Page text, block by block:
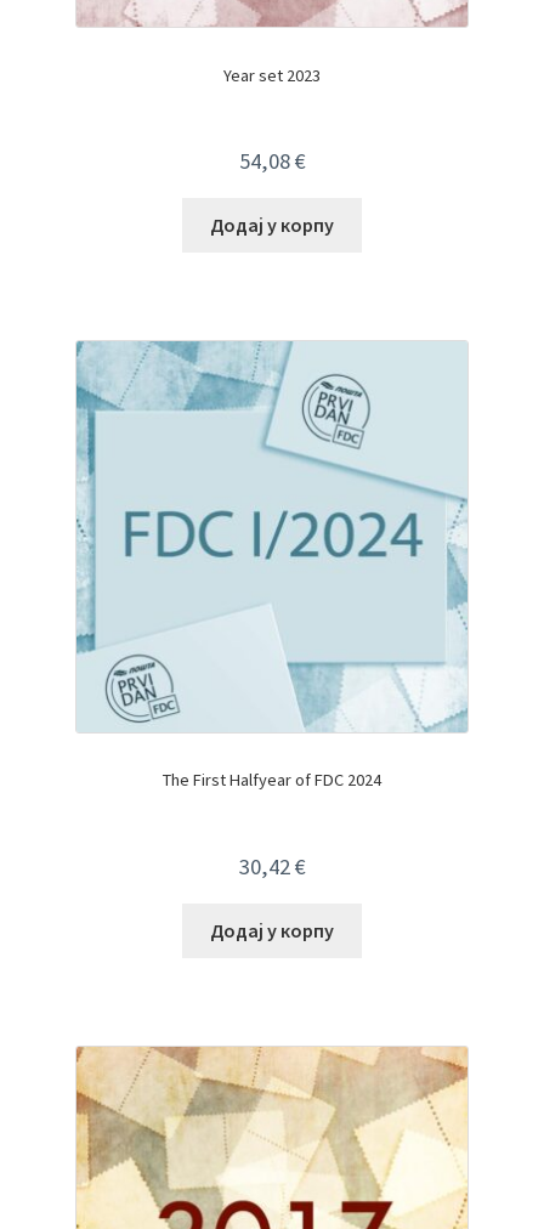
Year set 2023
54,08€
Додај у корпу
The First Halfyear of FDC 2024
30,42€
Додај у корпу